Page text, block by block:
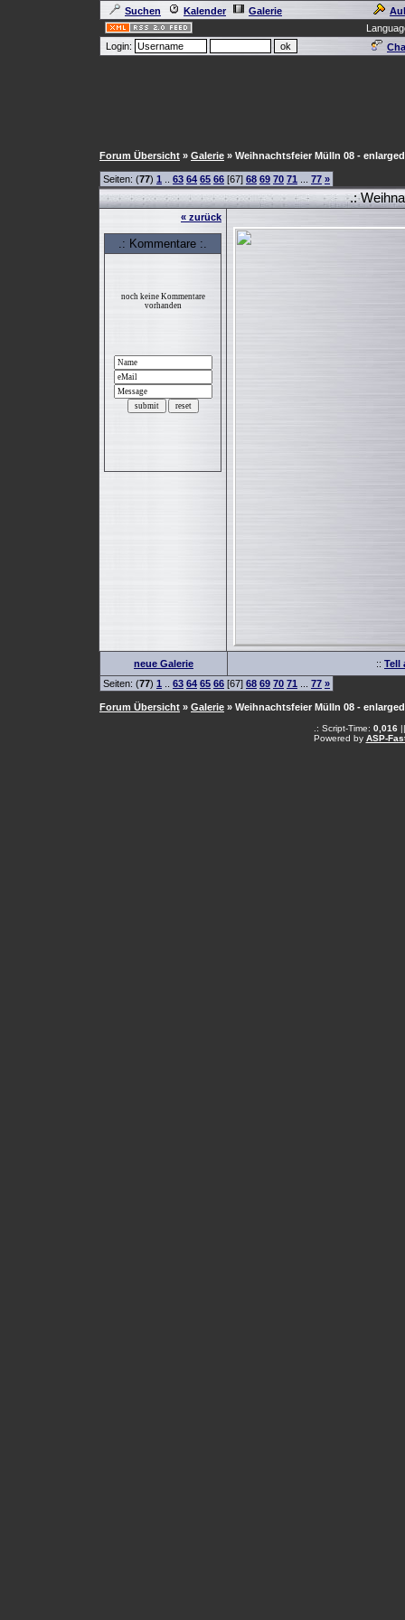
Suchen Kalender Galerie
Login:
Forum Übersicht » Galerie » Weihnachtsfeier Mülln 08 -
Seiten: (77) 1 63 64 65 66 [67] 68 69 70 71 77 »
.:
« zurück
.: Kommentare :.
neue Galerie :: Tell
Seiten: (77) 1 63 64 65 66 [67] 68 69 70 71 77 »
Forum Übersicht » Galerie » Weihnachtsfeier Mülln 08 -
.: Script-Time: 0,016||
Powered by ASP-